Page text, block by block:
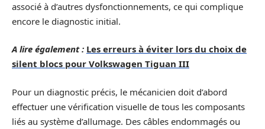
associé à d’autres dysfonctionnements, ce qui complique
encore le diagnostic initial.
A lire également : Les erreurs à éviter lors du choix de
silent blocs pour Volkswagen Tiguan III
Pour un diagnostic précis, le mécanicien doit d’abord
effectuer une vérification visuelle de tous les composants
liés au système d’allumage. Des câbles endommagés ou